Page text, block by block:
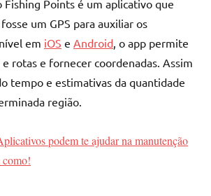
Fishing Points é um aplicativo que
um GPS para auxiliar os
em iOS e Android, o app permite
rotas e fornecer coordenadas. Assim
tempo e estimativas da quantidade
região.
podem te ajudar na manutenção